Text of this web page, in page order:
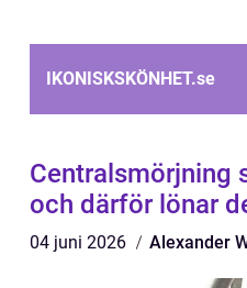
IKONISKSKÖNHET.se
Centralsmörjning
och därför lönar
04 juni 2026 Alexander